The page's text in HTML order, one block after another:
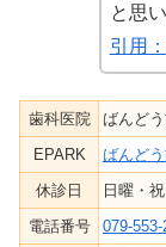
と思
引用
歯科医院
ばんど
EPARK
ばんど
休診日
日曜・祝
電話番号
079-553-